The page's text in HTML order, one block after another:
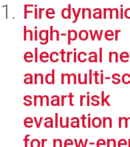
Fire
high-power
electrical
and multi-
smart risk
evaluation